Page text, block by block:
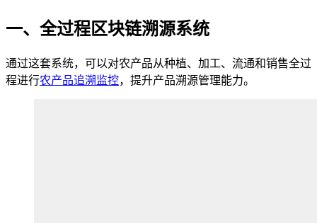
一、全过程区块链溯源系统
通过这套系统，可以对农产品从种植、加工、流通和销售全过
程进行农产品追溯监控，提升产品溯源管理能力。